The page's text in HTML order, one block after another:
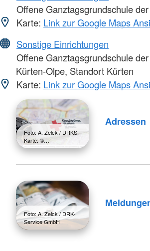
Offene Ganztagsgrundschule
Karte: Link zur Google Maps
Sonstige Einrichtungen
Offene Ganztagsgrundschule
Kürten-Olpe, Standort Kürten
Karte: Link zur Google Maps
Foto: A. Zelck / DRKS,
Karte: ©…
Adressen
Foto: A. Zelck / DRK-
Service GmbH